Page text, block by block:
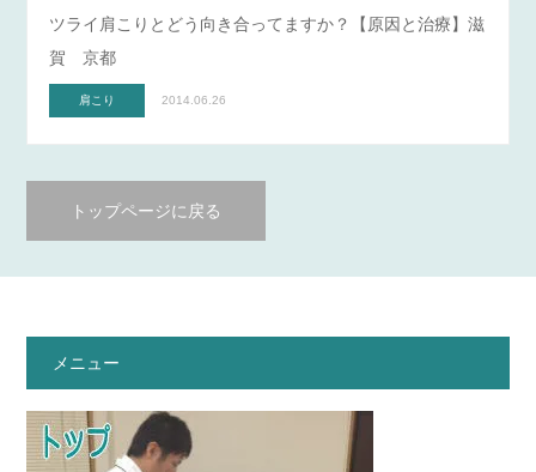
ツライ肩こりとどう向き合ってますか？【原因と治療】滋
賀 京都
肩こり 2014.06.26
トップページに戻る
メニュー